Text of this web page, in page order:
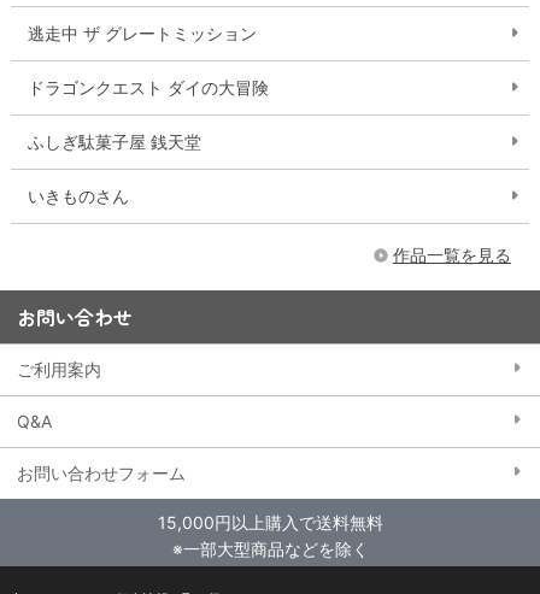
逃走中 ザ グレートミッション
ドラゴンクエスト ダイの大冒険
ふしぎ駄菓子屋 銭天堂
いきものさん
作品一覧を見る
お問い合わせ
ご利用案内
Q&A
お問い合わせフォーム
15,000円以上購入で送料無料
※一部大型商品などを除く